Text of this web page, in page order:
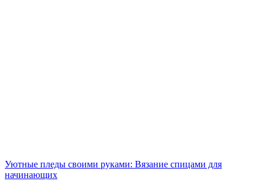
Уютные пледы своими руками: Вязание спицами для
начинающих